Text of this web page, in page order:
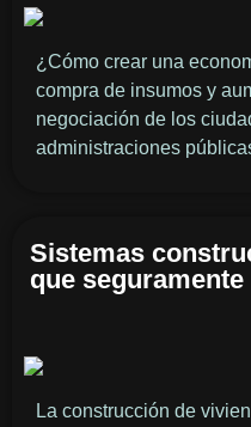
¿Cómo crear una
compra de insumos y
negociación de los
administraciones
Sistemas
que
La construcción de